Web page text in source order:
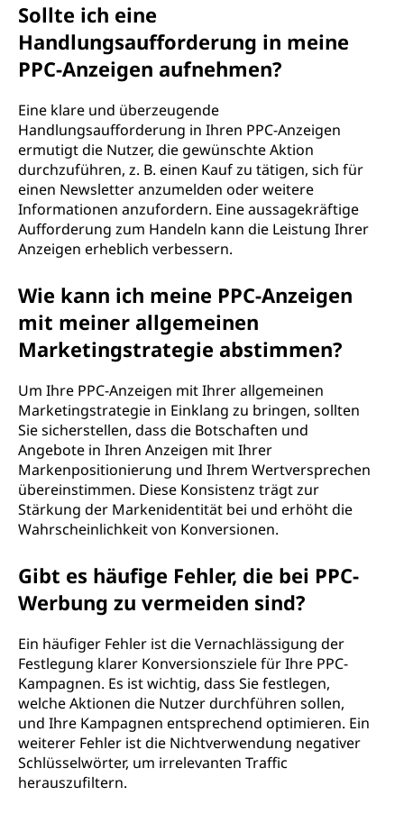
Sollte ich eine
Handlungsaufforderung in meine
PPC-Anzeigen aufnehmen?
Eine klare und überzeugende
Handlungsaufforderung in Ihren PPC-Anzeigen
ermutigt die Nutzer, die gewünschte Aktion
durchzuführen, z. B. einen Kauf zu tätigen, sich für
einen Newsletter anzumelden oder weitere
Informationen anzufordern. Eine aussagekräftige
Aufforderung zum Handeln kann die Leistung Ihrer
Anzeigen erheblich verbessern.
Wie kann ich meine PPC-Anzeigen
mit meiner allgemeinen
Marketingstrategie abstimmen?
Um Ihre PPC-Anzeigen mit Ihrer allgemeinen
Marketingstrategie in Einklang zu bringen, sollten
Sie sicherstellen, dass die Botschaften und
Angebote in Ihren Anzeigen mit Ihrer
Markenpositionierung und Ihrem Wertversprechen
übereinstimmen. Diese Konsistenz trägt zur
Stärkung der Markenidentität bei und erhöht die
Wahrscheinlichkeit von Konversionen.
Gibt es häufige Fehler, die bei PPC-
Werbung zu vermeiden sind?
Ein häufiger Fehler ist die Vernachlässigung der
Festlegung klarer Konversionsziele für Ihre PPC-
Kampagnen. Es ist wichtig, dass Sie festlegen,
welche Aktionen die Nutzer durchführen sollen,
und Ihre Kampagnen entsprechend optimieren. Ein
weiterer Fehler ist die Nichtverwendung negativer
Schlüsselwörter, um irrelevanten Traffic
herauszufiltern.